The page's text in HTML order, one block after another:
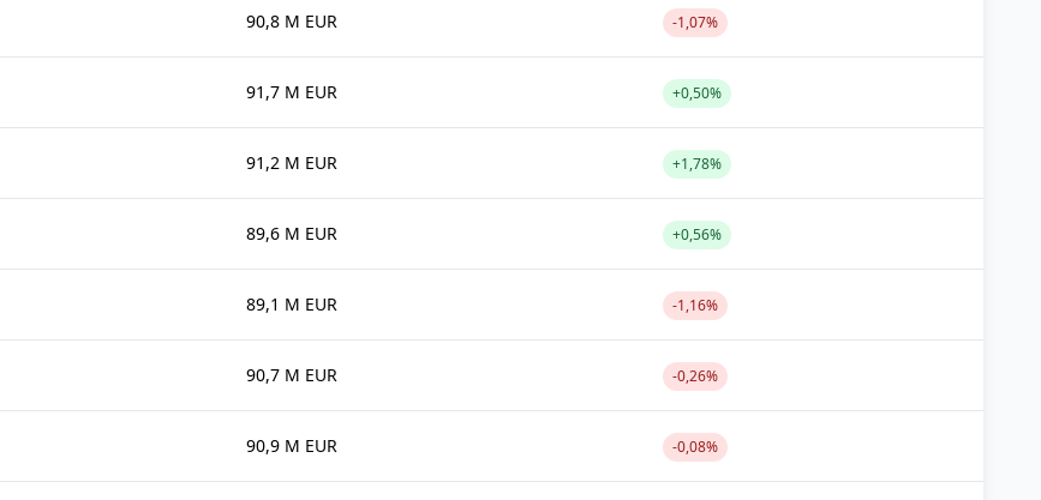
90,8 M EUR -1,07%
91,7 M EUR +0,50%
91,2 M EUR +1,78%
89,6 M EUR +0,56%
89,1 M EUR -1,16%
90,7 M EUR -0,26%
90,9 M EUR -0,08%